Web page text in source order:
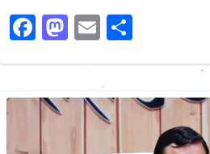
Facebook
Mastodon
Email